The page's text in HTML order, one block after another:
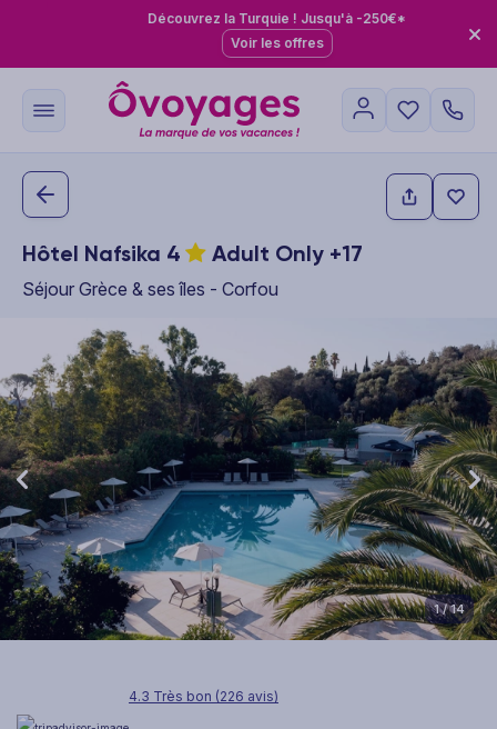
Découvrez la Turquie ! Jusqu'à -250€*
Voir les offres
Hôtel Nafsika 4 Adult Only +17
Séjour Grèce & ses îles - Corfou
This carousel shows one large product image at a time. Use the
1/ 14
4.3 Très bon (226 avis)